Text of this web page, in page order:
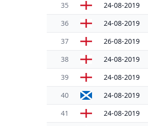
35 24-08-2019
36 24-08-2019
37 26-08-2019
38 24-08-2019
39 24-08-2019
40 24-08-2019
41 24-08-2019